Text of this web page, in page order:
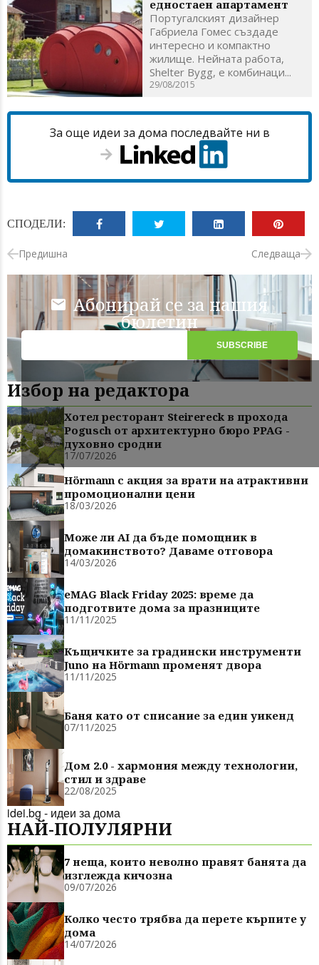
едностаен апартамент
Португалският дизайнер
Габриела Гомес създаде
интересно и компактно
жилище. Нейната работа,
Shelter Bygg, е комбинаци...
29/08/2015
За още идеи за дома последвайте ни в
СПОДЕЛИ:
Предишна Следваща
Абонирай се за нашия
бюлетин
Избор на редактора
Хотел ресторант Steirereck в прохода
Pogusch от архитектурно бюро PPAG -
духовно сродни
17/07/2026
Hörmann с акция за врати на атрактивни
промоционални цени
18/03/2026
Може ли AI да бъде помощник в
домакинството? Даваме отговора
14/03/2026
eMAG Black Friday 2025: време да
подготвите дома за празниците
11/11/2025
Къщичките за градински инструменти
Juno на Hörmann променят двора
11/11/2025
Баня като от списание за един уикенд
07/11/2025
Дом 2.0 - хармония между технологии,
стил и здраве
22/08/2025
idei.bg - идеи за дома
НАЙ-ПОЛУЛЯРНИ
7 неща, които неволно правят банята да
изглежда кичозна
09/07/2026
Колко често трябва да перете кърпите у
дома
14/07/2026